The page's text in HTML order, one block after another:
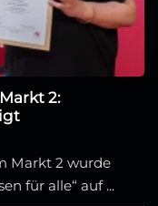
2:
Markt 2 wurde
für alle“ auf ...